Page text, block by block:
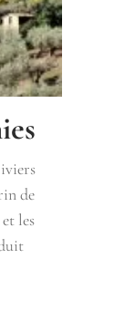
de
les